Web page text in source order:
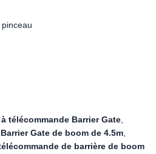
télécommande Barrier Gate
Gate de boom de 4.5m
de barrière de boom